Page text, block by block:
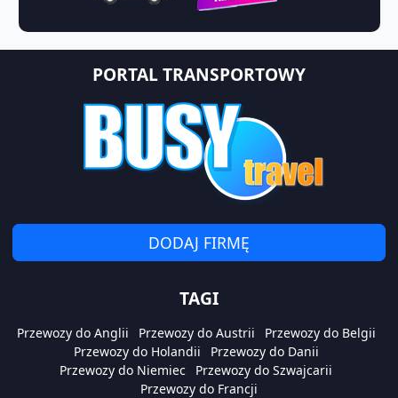
PORTAL TRANSPORTOWY
DODAJ FIRMĘ
TAGI
Przewozy do Anglii Przewozy do Austrii
Przewozy do Belgii
Przewozy do Holandii
Przewozy do Danii
Przewozy do Niemiec
Przewozy do Szwajcarii
Przewozy do Francji